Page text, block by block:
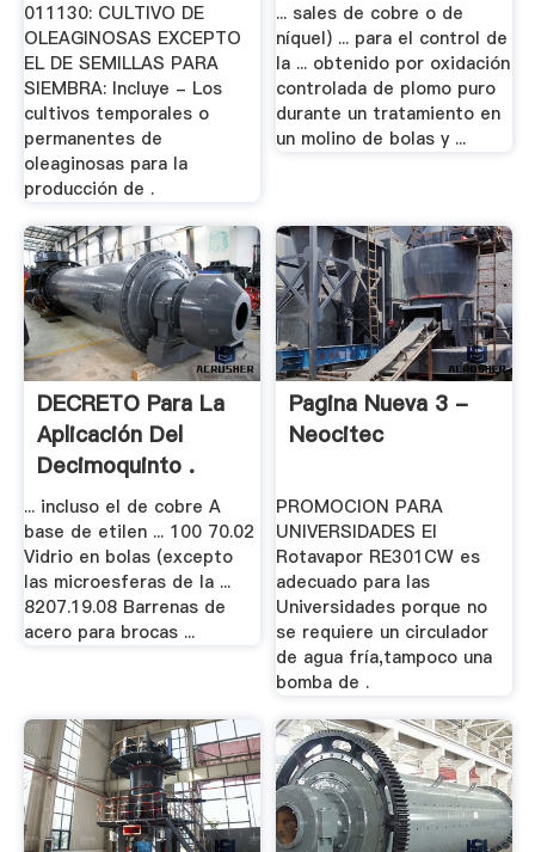
011130: CULTIVO DE
OLEAGINOSAS EXCEPTO
EL DE SEMILLAS PARA
SIEMBRA: Incluye - Los
cultivos temporales o
permanentes de
oleaginosas para la
producción de .
... sales de cobre o de
níquel) ... para el control de
la ... obtenido por oxidación
controlada de plomo puro
durante un tratamiento en
un molino de bolas y ...
DECRETO Para La
Aplicación Del
Decimoquinto .
... incluso el de cobre A
base de etilen ... 100 70.02
Vidrio en bolas (excepto
las microesferas de la ...
8207.19.08 Barrenas de
acero para brocas ...
Pagina Nueva 3 -
Neocitec
PROMOCION PARA
UNIVERSIDADES El
Rotavapor RE301CW es
adecuado para las
Universidades porque no
se requiere un circulador
de agua fría,tampoco una
bomba de .